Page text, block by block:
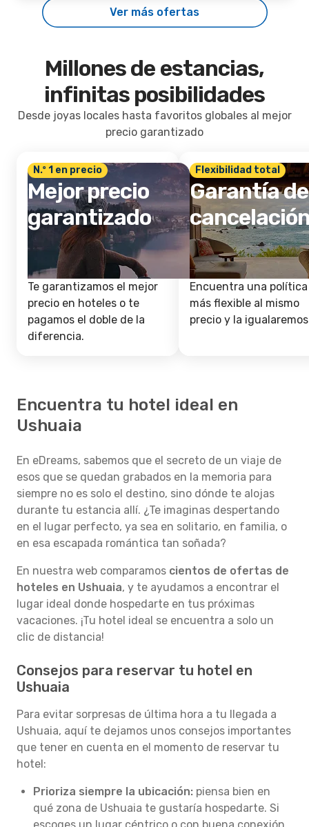
Ver más ofertas
Millones de estancias,
infinitas posibilidades
Desde joyas locales hasta favoritos globales al mejor
precio garantizado
N.º 1 en precio
Mejor precio
garantizado
Te garantizamos el mejor
precio en hoteles o te
pagamos el doble de la
diferencia.
Flexibilidad total
Garantía de
Encuentra una política
más flexible al mismo
precio y la
Encuentra tu hotel ideal en
Ushuaia
En eDreams, sabemos que el secreto de un viaje de
esos que se quedan grabados en la memoria para
siempre no es solo el destino, sino dónde te alojas
durante tu estancia allí. ¿Te imaginas despertando
en el lugar perfecto, ya sea en solitario, en familia, o
en esa escapada romántica tan soñada?
En nuestra web comparamos cientos de ofertas de
hoteles en Ushuaia, y te ayudamos a encontrar el
lugar ideal donde hospedarte en tus próximas
vacaciones. ¡Tu hotel ideal se encuentra a solo un
clic de distancia!
Consejos para reservar tu hotel en
Ushuaia
Para evitar sorpresas de última hora a tu llegada a
Ushuaia, aquí te dejamos unos consejos importantes
que tener en cuenta en el momento de reservar tu
hotel:
Prioriza siempre la ubicación: piensa bien en
qué zona de Ushuaia te gustaría hospedarte. Si